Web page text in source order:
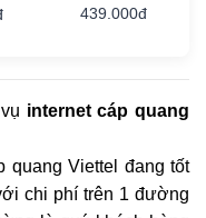
439.000đ
internet cáp quang
quang Viettel đang tốt
chi phí trên 1 đường